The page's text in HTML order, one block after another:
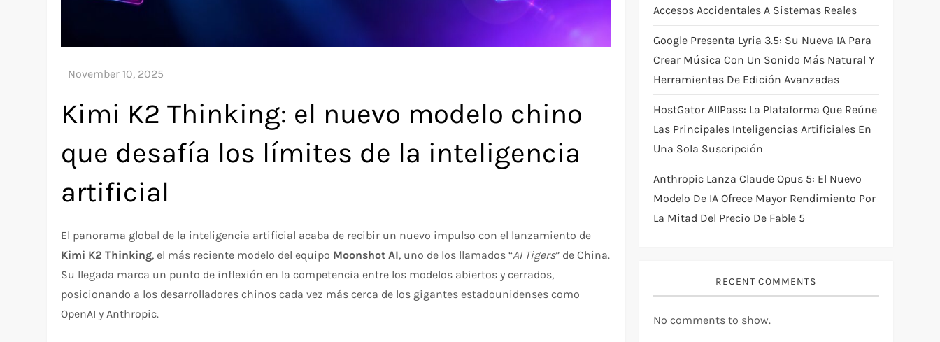
Kimi K2 Thinking: el nuevo modelo chino
que desafía los límites de la inteligencia
artificial
El panorama global de la inteligencia artificial acaba de recibir un nuevo impulso con el lanzamiento de
Kimi K2 Thinking, el más reciente modelo del equipo Moonshot AI, uno de los llamados “AI Tigers” de China.
Su llegada marca un punto de inflexión en la competencia entre los modelos abiertos y cerrados,
posicionando a los desarrolladores chinos cada vez más cerca de los gigantes estadounidenses como
OpenAI y Anthropic.
Accesos Accidentales A Sistemas Reales
Google Presenta Lyria 3.5: Su Nueva IA Para
Crear Música Con Un Sonido Más Natural Y
Herramientas De Edición Avanzadas
HostGator AllPass: La Plataforma Que Reúne
Las Principales Inteligencias Artificiales En
Una Sola Suscripción
Anthropic Lanza Claude Opus 5: El Nuevo
Modelo De IA Ofrece Mayor Rendimiento Por
La Mitad Del Precio De Fable 5
RECENT COMMENTS
No comments to show.